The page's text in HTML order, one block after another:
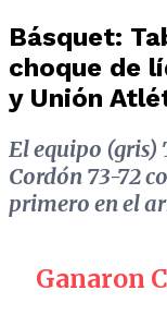
Básquet:
choque de
y Unión
El equipo (gris)
Cordón 73-72
primero en el
Ganaron